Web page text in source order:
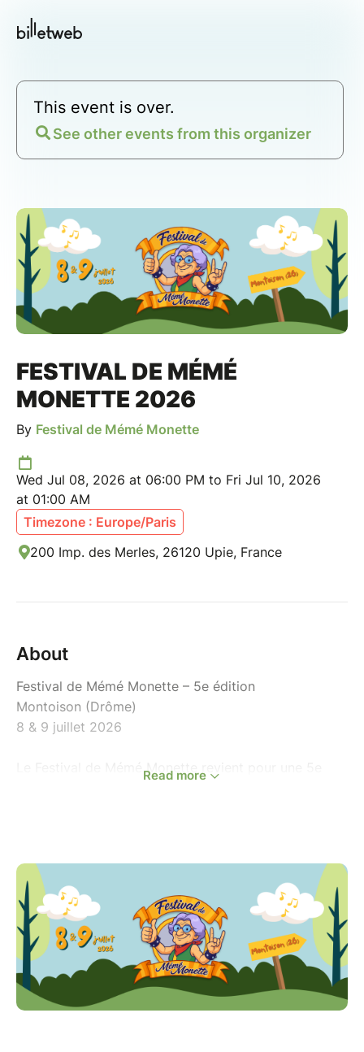
This event is over.
See other events from this organizer
FESTIVAL DE MÉMÉ
MONETTE 2026
By Festival de Mémé Monette
Wed Jul 08, 2026 at 06:00 PM to Fri Jul 10, 2026
at 01:00 AM
Timezone : Europe/Paris
200 Imp. des Merles, 26120 Upie, France
About
Festival de Mémé Monette – 5e édition
Montoison (Drôme)
8 & 9 juillet 2026
Le Festival de Mémé Monette revient pour une 5e
---------------------
PROGRAMMATION
Mercredi 8 juillet
- DJ Matafan
- Tom Frager
Read more